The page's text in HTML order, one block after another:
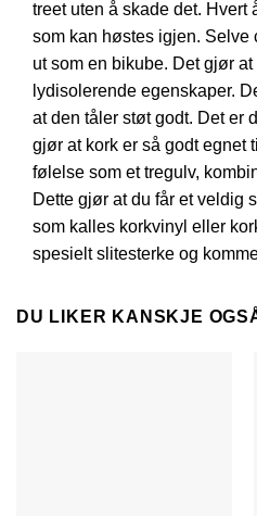
treet uten å skade det. Hvert
som kan høstes igjen. Selve
ut som en bikube. Det gjør
lydisolerende egenskaper.
at den tåler støt godt. Det er
gjør at kork er så godt egnet
følelse som et tregulv,
Dette gjør at du får et veldig
som kalles korkvinyl eller
spesielt slitesterke og
DU LIKER KANSKJE